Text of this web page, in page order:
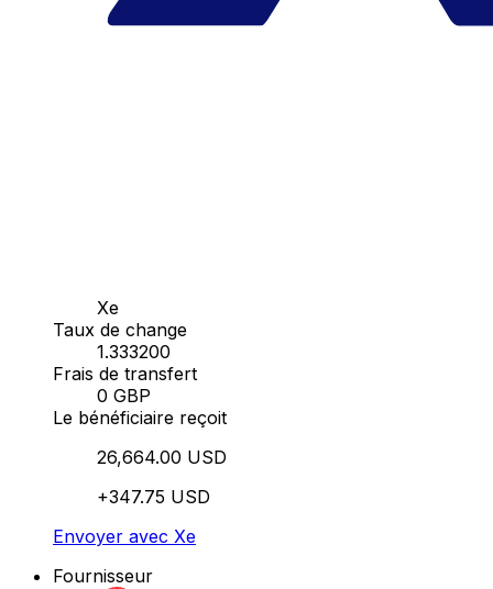
Xe
Taux de change
1.333200
Frais de transfert
0 GBP
Le bénéficiaire reçoit
26,664.00 USD
+347.75 USD
Envoyer avec Xe
Fournisseur